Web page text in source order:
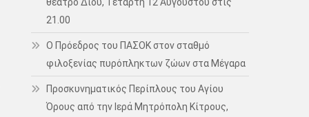
21.00
Ο Πρόεδρος του ΠΑΣΟΚ στον σταθμό
φιλοξενίας πυρόπληκτων ζώων στα Μέγαρα
Προσκυνηματικός Περίπλους του Αγίου
Όρους από την Ιερά Μητρόπολη Κίτρους,